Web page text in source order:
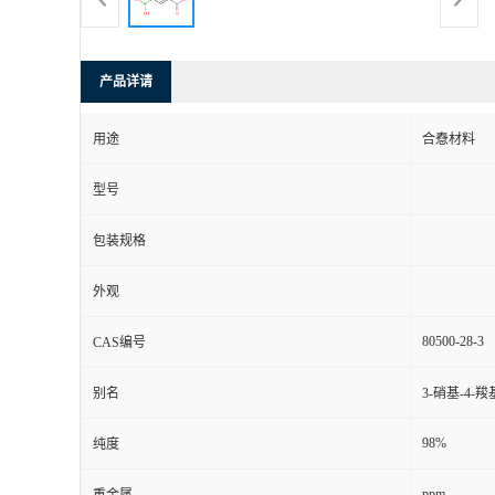
产品详请
用途 合憃材料
型号
包装规格
外观
CAS编号 80500-28-3
别名 3-硝基-4-羧
纯度 98%